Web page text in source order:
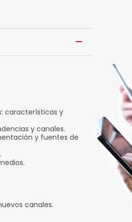
características y
y canales.
y fuentes de
canales.